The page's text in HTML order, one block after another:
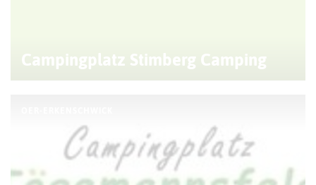
Campingplatz Stimberg Camping